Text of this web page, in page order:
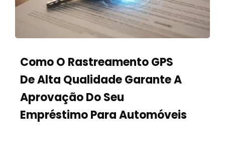
Como O Rastreamento GPS
De Alta Qualidade Garante A
Aprovação Do Seu
Empréstimo Para Automóveis